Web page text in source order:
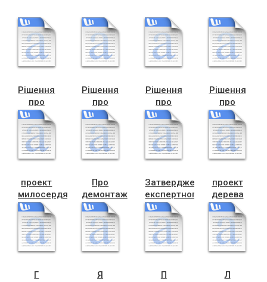
Рішення
про
зарах
коштів
Рішення
про
зарах
коштів2
Рішення
про
зарах
коштів
(1)
Рішення
про
зарах
коштів2
(1)
проект
милосердя
Про
демонтаж
пам’ятників
та
пам’ятних
знаків_002
Затвердження
експертного
висновку
фундаменти
проект
дерева
школа№7
Г Я П Л